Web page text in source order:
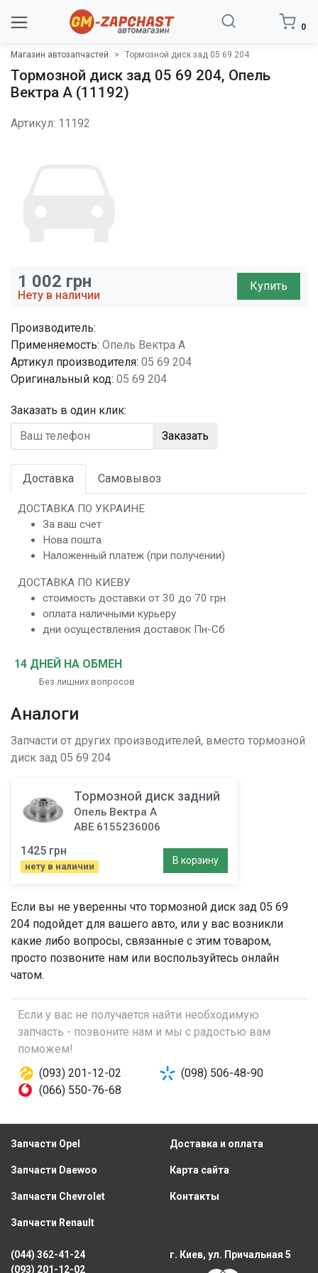
0
Магазин автозапчастей Тормозной диск зад 05 69 204
Тормозной диск зад 05 69 204, Опель
Вектра A (11192)
Артикул: 11192
1 002 грн
Нету в наличии
Купить
Производитель:
Применяемость: Опель Вектра A
Артикул производителя: 05 69 204
Оригинальный код: 05 69 204
Заказать в один клик:
Заказать
Доставка Самовывоз
ДОСТАВКА ПО УКРАИНЕ
За ваш счет
Нова пошта
Наложенный платеж (при получении)
ДОСТАВКА ПО КИЕВУ
стоимость доставки от 30 до 70 грн.
оплата наличными курьеру
дни осуществления доставок Пн-Сб
14 ДНЕЙ НА ОБМЕН
Без лишних вопросов
Аналоги
Запчасти от других производителей, вместо тормозной
диск зад 05 69 204
Тормозной диск задний
Опель Вектра A
ABE 6155236006
1425 грн
нету в наличии
В корзину
Если вы не уверенны что тормозной диск зад 05 69
204 подойдет для вашего авто, или у вас возникли
какие либо вопросы, связанные с этим товаром,
просто позвоните нам или воспользуйтесь онлайн
чатом.
Если у вас не получается найти необходимую
запчасть - позвоните нам и мы с радостью вам
поможем!
(093) 201-12-02
(098) 506-48-90
(066) 550-76-68
Запчасти Opel
Запчасти Daewoo
Запчасти Chevrolet
Запчасти Renault
Доставка и оплата
Карта сайта
Контакты
(044) 362-41-24
(093) 201-12-02
г. Киев, ул. Причальная 5